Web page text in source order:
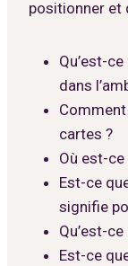
positionner et
Qu’est-
dans
cartes ?
Où est-
Est-ce
signifie
Qu’est-
Est-ce